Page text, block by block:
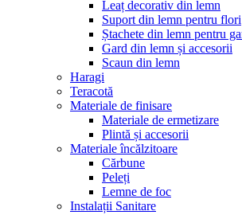
Leaț decorativ din lemn
Suport din lemn pentru flori
Ștachete din lemn pentru
Gard din lemn și accesorii
Scaun din lemn
Haragi
Teracotă
Materiale de finisare
Materiale de ermetizare
Plintă și accesorii
Materiale încălzitoare
Cărbune
Peleți
Lemne de foc
Instalații Sanitare